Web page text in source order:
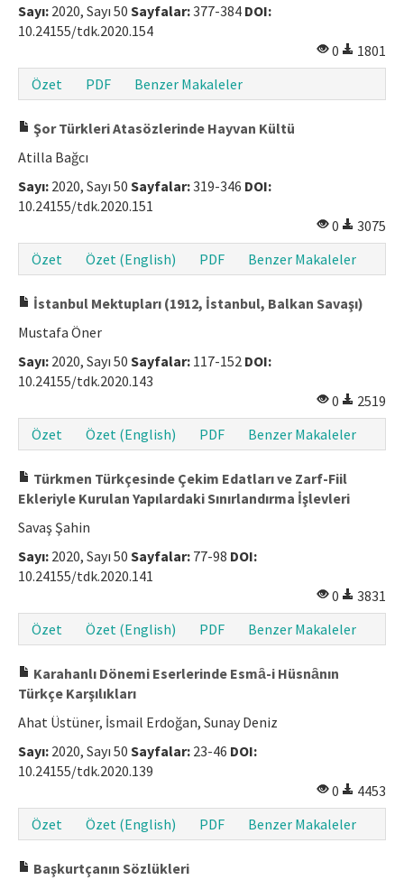
Sayı: 2020, Sayı 50 Sayfalar:377-384 DOI:
10.24155/tdk.2020.154
0
1801
Özet
PDF Benzer Makaleler
Şor Türkleri Atasözlerinde Hayvan Kültü
Atilla Bağcı
Sayı: 2020, Sayı 50 Sayfalar:319-346 DOI:
10.24155/tdk.2020.151
0
3075
Özet
Özet (English) PDF Benzer Makaleler
İstanbul Mektupları (1912, İstanbul, Balkan Savaşı)
Mustafa Öner
Sayı: 2020, Sayı 50 Sayfalar: 117-152 DOI:
10.24155/tdk.2020.143
0
2519
Özet
Özet (English) PDF Benzer Makaleler
Türkmen Türkçesinde Çekim Edatları ve Zarf-Fiil
Ekleriyle Kurulan Yapılardaki Sınırlandırma İşlevleri
Savaş Şahin
Sayı: 2020, Sayı 50 Sayfalar: 77-98 DOI:
10.24155/tdk.2020.141
0
3831
Özet
Özet (English) PDF Benzer Makaleler
Karahanlı Dönemi Eserlerinde Esmȃ-i Hüsnȃnın
Türkçe Karşılıkları
Ahat Üstüner, İsmail Erdoğan, Sunay Deniz
Sayı: 2020, Sayı 50 Sayfalar: 23-46 DOI:
10.24155/tdk.2020.139
0
4453
Özet
Özet (English) PDF Benzer Makaleler
Başkurtçanın Sözlükleri